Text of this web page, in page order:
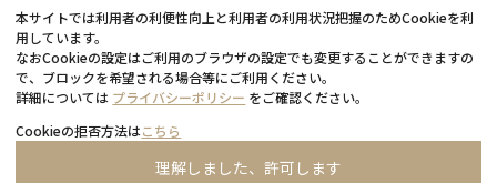
プライバシーポリシー
よくあるご質問
特定商取引法に基づく表記
©CLAMP・ShigatsuTsuitachi CO.,LTD.
本サイトでは利用者の利便性向上と利用者の利用状況把握のためCookieを利
用しています。
なおCookieの設定はご利用のブラウザの設定でも変更することができますの
で、ブロックを希望される場合等にご利用ください。
詳細については プライバシーポリシー をご確認ください。
Cookieの拒否方法はこちら
理解しました、許可します